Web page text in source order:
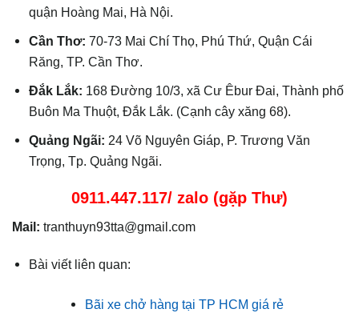
quận Hoàng Mai, Hà Nội.
Cần Thơ:70-73 Mai Chí Thọ, Phú Thứ, Quận Cái
Răng, TP. Cần Thơ.
Đắk Lắk: 168 Đường 10/3, xã Cư Êbur Đai, Thành phố
Buôn Ma Thuột, Đắk Lắk. (Cạnh cây xăng 68).
Quảng Ngãi: 24 Võ Nguyên Giáp, P. Trương Văn
Trọng, Tp. Quảng Ngãi.
0911.447.117/ zalo (gặp Thư)
Mail: tranthuyn93tta@gmail.com
Bài viết liên quan:
Bãi xe chở hàng tại TP HCM giá rẻ